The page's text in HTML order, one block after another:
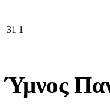
31 1
Ύμνος